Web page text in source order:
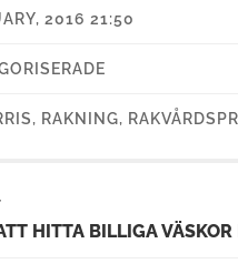
2016 21:50
, RAKNING,
HITTA BILLIGA VÄSKOR